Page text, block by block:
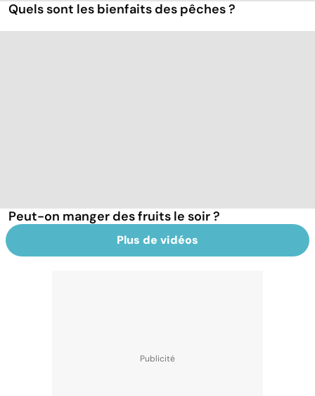
Quels sont les bienfaits des pêches ?
Peut-on manger des fruits le soir ?
Plus de vidéos